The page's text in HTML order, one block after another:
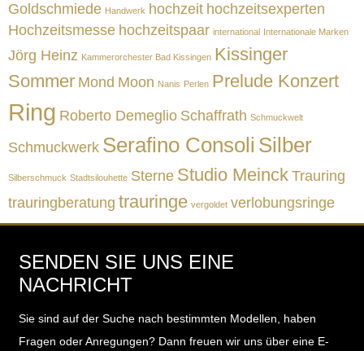
Goldschmiede Handwerk hochzeit hochzeitsexperten
Hochzeitsmesse hochzeitspaar international Internationale Marken
Jörg Heinz Kammerorchester Bad Kissingen Kissinger
Sommer Mond Moon Nanis Perlen Prelude Konzert
Ring Roberto Demeglio Schaffrath Schmuckwelt
Schmuckwerk Serafino Consoli Silber
Silberschmuck Stadtsilouhette Sterne Studio Meinck Trauring
trauringberatung trauringe vergoldet verlobungsringe
SENDEN SIE UNS EINE
NACHRICHT
Sie sind auf der Suche nach bestimmten Modellen, haben
Fragen oder Anregungen? Dann freuen wir uns über eine E-